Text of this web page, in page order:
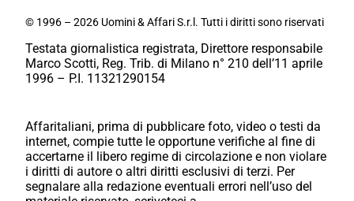
© 1996 – 2026 Uomini & Affari S.r.l. Tutti i diritti sono riservati
Testata giornalistica registrata, Direttore responsabile
Marco Scotti, Reg. Trib. di Milano n° 210 dell’11 aprile
1996 – P.I. 11321290154
Affaritaliani, prima di pubblicare foto, video o testi da
internet, compie tutte le opportune verifiche al fine di
accertarne il libero regime di circolazione e non violare
i diritti di autore o altri diritti esclusivi di terzi. Per
segnalare alla redazione eventuali errori nell’uso del